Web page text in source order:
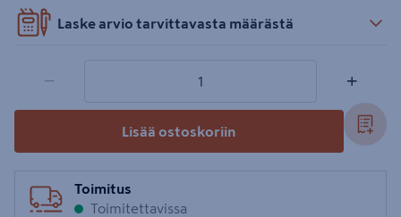
Laske arvio tarvittavasta määrästä
− +
Lisää ostoskoriin
Toimitus
Toimitettavissa